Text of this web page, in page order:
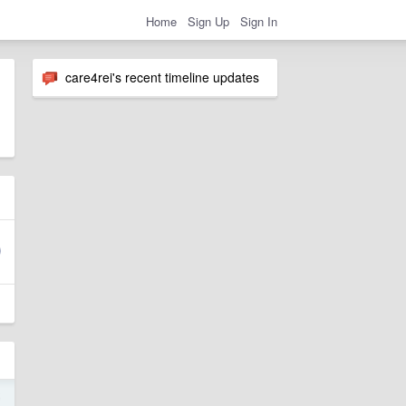
Home Sign Up Sign In
care4rei's recent timeline updates